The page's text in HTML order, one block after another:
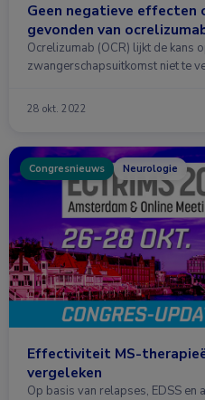
Geen negatieve effecten
gevonden van
Ocrelizumab (OCR) lijkt de kans
zwangerschapsuitkomst niet te
28 okt. 2022
Congresnieuws Neurologie
Effectiviteit MS-
vergeleken
Op basis van relapses, EDSS en